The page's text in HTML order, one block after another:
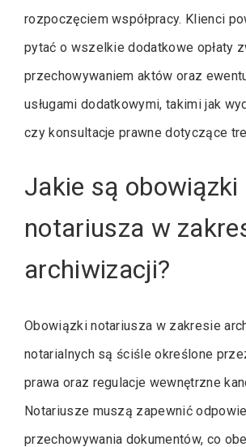
rozpoczęciem współpracy. Klienci
pytać o wszelkie dodatkowe opłaty
przechowywaniem aktów oraz
usługami dodatkowymi, takimi jak
czy konsultacje prawne dotyczące
Jakie są obowiązki
notariusza w
archiwizacji?
Obowiązki notariusza w zakresie
notarialnych są ściśle określone
prawa oraz regulacje wewnętrzne
Notariusze muszą zapewnić
przechowywania dokumentów, co